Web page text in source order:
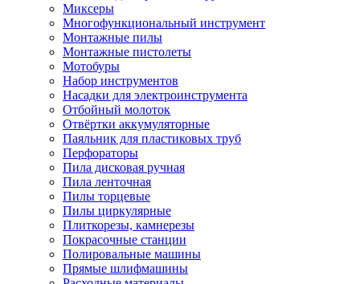
Миксеры
Многофункциональный инструмент
Монтажные пилы
Монтажные пистолеты
Мотобуры
Набор инструментов
Насадки для электроинструмента
Отбойный молоток
Отвёртки аккумуляторные
Паяльник для пластиковых труб
Перфораторы
Пила дисковая ручная
Пила ленточная
Пилы торцевые
Пилы циркулярные
Плиткорезы, камнерезы
Покрасочные станции
Полировальные машины
Прямые шлифмашины